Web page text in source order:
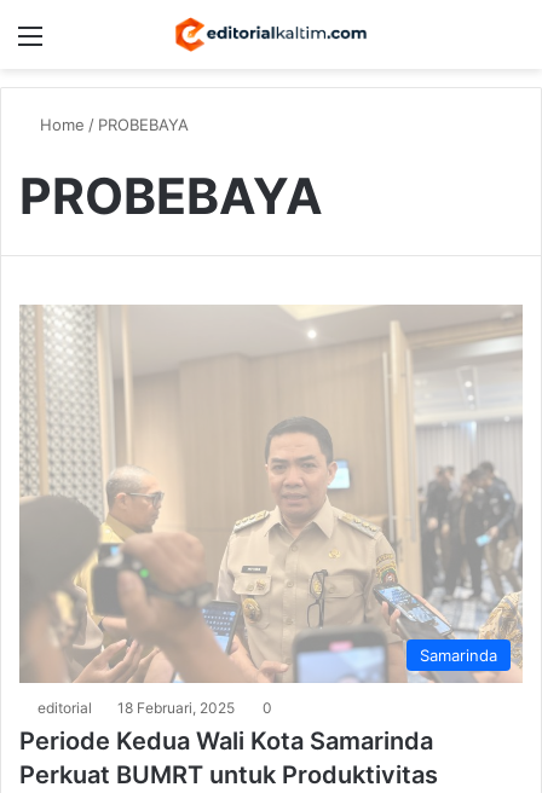
Home / PROBEBAYA
PROBEBAYA
Samarinda
editorial 18 Februari, 2025 0
Periode Kedua Wali Kota Samarinda
Perkuat BUMRT untuk Produktivitas